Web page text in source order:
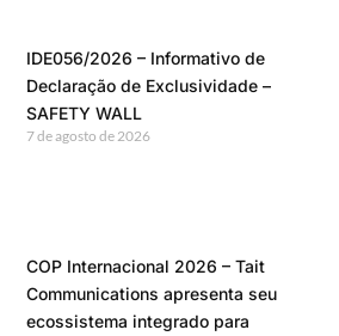
IDE056/2026 – Informativo de
Declaração de Exclusividade –
SAFETY WALL
7 de agosto de 2026
COP Internacional 2026 – Tait
Communications apresenta seu
ecossistema integrado para